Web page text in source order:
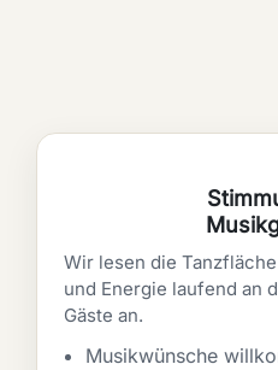
Wir lesen die
und Energie laufend an
Gäste an.
Musikwünsche